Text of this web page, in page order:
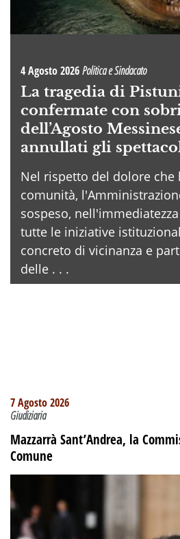
4 Agosto 2026Politica e Sindacato
La tragedia di
confermate con
dell’Agosto
annullati gli
Nel rispetto del dolore
comunità,
sospeso,
tutte le iniziative
concreto di vicinanza e
delle . . .
7 Agosto 2026
Giudiziaria
Mazzarrà Sant’Andrea, la
Comune